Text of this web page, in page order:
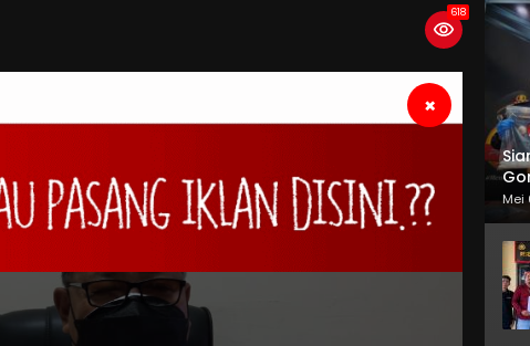
618
×
Mei